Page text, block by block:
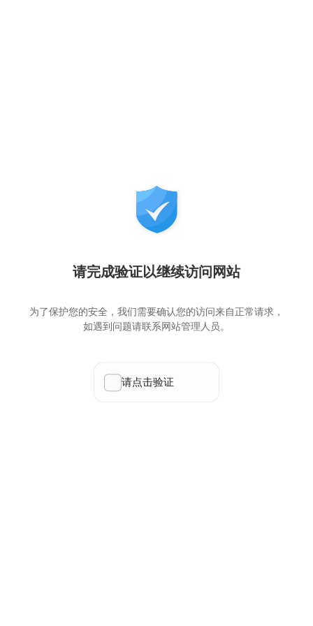
请完成验证以继续访问网站
为了保护您的安全，我们需要确认您的访问来自正常请求，
如遇到问题请联系网站管理人员。